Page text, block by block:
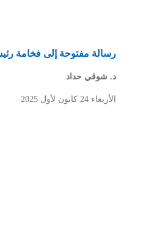
رسالة مفتوحة إلى فخامة
د. شوقي حداد
الأربعاء 24 كانون لأول 2025